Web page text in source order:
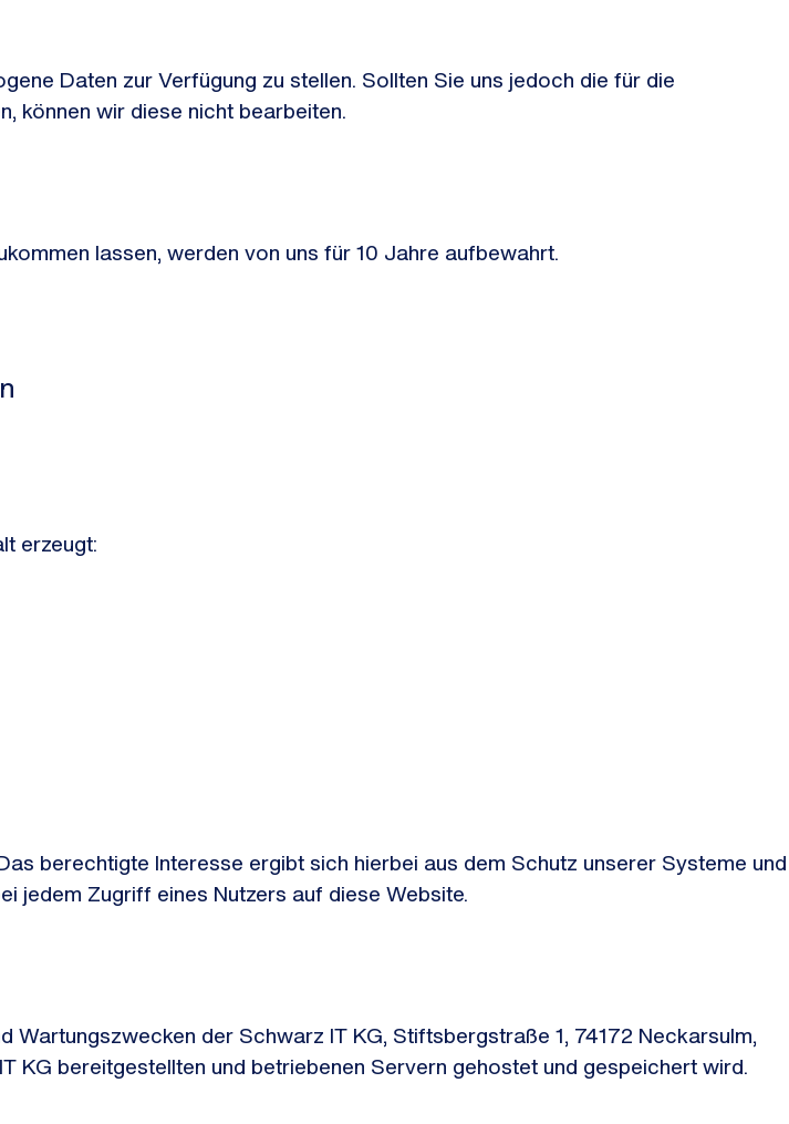
Daten zur Verfügung zu stellen. Sollten Sie uns jedoch die für die
können wir diese nicht bearbeiten.
lassen, werden von uns für 10 Jahre aufbewahrt.
erzeugt:
berechtigte Interesse ergibt sich hierbei aus dem Schutz unserer Systeme und
jedem Zugriff eines Nutzers auf diese Website.
der Schwarz IT KG, Stiftsbergstraße 1, 74172 Neckarsulm,
KG bereitgestellten und betriebenen Servern gehostet und gespeichert wird.